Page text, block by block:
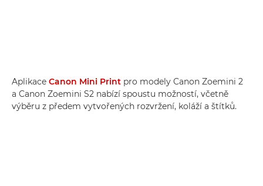
Aplikace Canon Mini Print pro modely Canon Zoemini 2
a Canon Zoemini S2 nabízí spoustu možností, včetně
výběru z předem vytvořených rozvržení, koláží a štítků.